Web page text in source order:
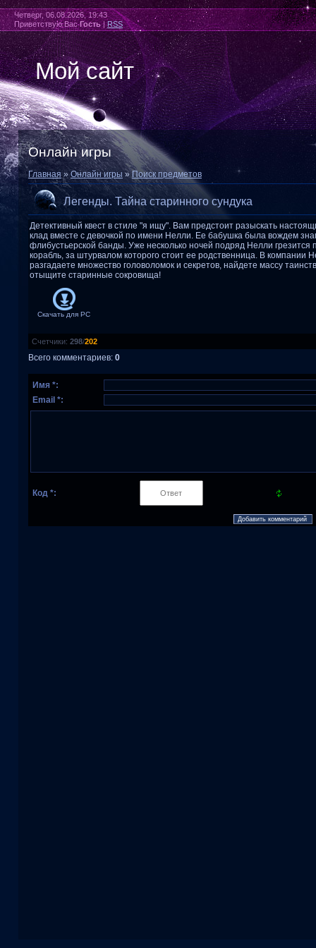
Четверг, 06.08.2026, 19:43
Приветствую Вас Гость|RSS
Мой сайт
Онлайн игры
Главная »Онлайн игры »Поиск предметов
Легенды. Тайна старинного сундука
Детективный квест в стиле "я ищу". Вам предстоит разыскать
клад вместе с девочкой по имени Нелли. Ее бабушка была вождем
флибустьерской банды. Уже несколько ночей подряд Нелли грезится
корабль, за штурвалом которого стоит ее родственница. В компании
разгадаете множество головоломок и секретов, найдете массу
отыщите старинные сокровища!
Скачать для PC
Счетчики: 298/202
Всего комментариев: 0
Имя *:
Email *:
Код *: